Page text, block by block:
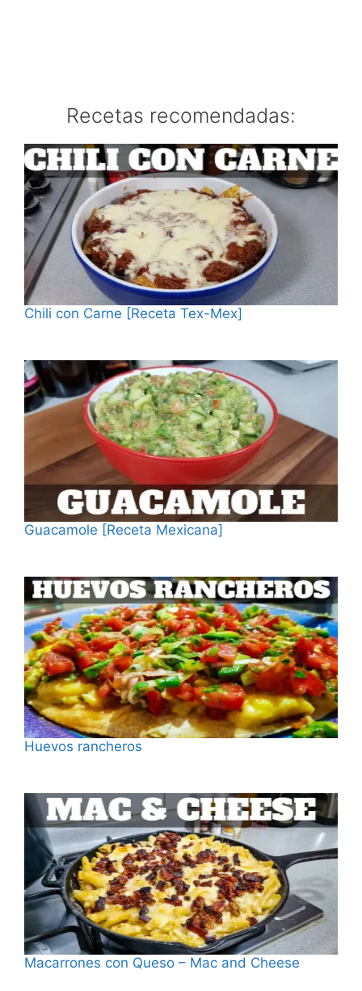
Recetas recomendadas:
Chili con Carne [Receta Tex-Mex]
Guacamole [Receta Mexicana]
Huevos rancheros
Macarrones con Queso – Mac and Cheese